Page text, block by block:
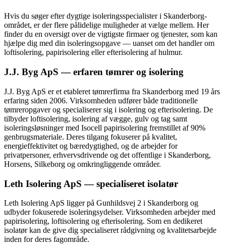
Hvis du søger efter dygtige isoleringsspecialister i Skanderborg-
området, er der flere pålidelige muligheder at vælge mellem. Her
finder du en oversigt over de vigtigste firmaer og tjenester, som kan
hjælpe dig med din isoleringsopgave — uanset om det handler om
loftisolering, papirisolering eller efterisolering af hulmur.
J.J. Byg ApS — erfaren tømrer og isolering
J.J. Byg ApS er et etableret tømrerfirma fra Skanderborg med 19 års
erfaring siden 2006. Virksomheden udfører både traditionelle
tømreropgaver og specialiserer sig i isolering og efterisolering. De
tilbyder loftisolering, isolering af vægge, gulv og tag samt
isoleringsløsninger med Isocell papirisolering fremstillet af 90%
genbrugsmateriale. Deres tilgang fokuserer på kvalitet,
energieffektivitet og bæredygtighed, og de arbejder for
privatpersoner, erhvervsdrivende og det offentlige i Skanderborg,
Horsens, Silkeborg og omkringliggende områder.
Leth Isolering ApS — specialiseret isolatør
Leth Isolering ApS ligger på Gunhildsvej 2 i Skanderborg og
udbyder fokuserede isoleringsydelser. Virksomheden arbejder med
papirisolering, loftisolering og efterisolering. Som en dedikeret
isolatør kan de give dig specialiseret rådgivning og kvalitetsarbejde
inden for deres fagområde.